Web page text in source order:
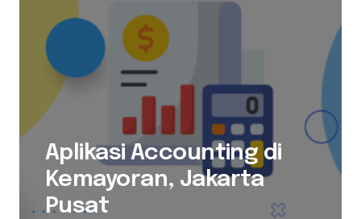
Aplikasi Accounting di
Kemayoran, Jakarta
Pusat